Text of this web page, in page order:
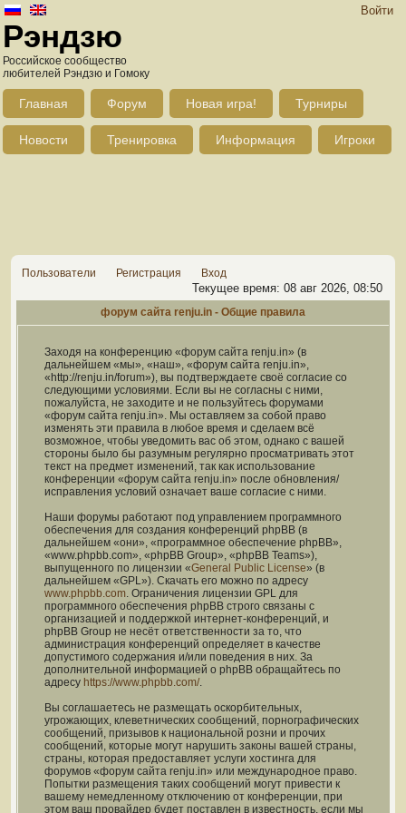
Войти
Рэндзю
Российское сообщество
любителей Рэндзю и Гомоку
Главная Форум Новая игра! Турниры
Новости Тренировка Информация Игроки
Пользователи Регистрация Вход
Текущее время: 08 авг 2026, 08:50
форум сайта renju.in - Общие правила
Заходя на конференцию «форум сайта renju.in» (в
дальнейшем «мы», «наш», «форум сайта renju.in»,
«http://renju.in/forum»), вы подтверждаете своё согласие со
следующими условиями. Если вы не согласны с ними,
пожалуйста, не заходите и не пользуйтесь форумами
«форум сайта renju.in». Мы оставляем за собой право
изменять эти правила в любое время и сделаем всё
возможное, чтобы уведомить вас об этом, однако с вашей
стороны было бы разумным регулярно просматривать этот
текст на предмет изменений, так как использование
конференции «форум сайта renju.in» после обновления/
исправления условий означает ваше согласие с ними.
Наши форумы работают под управлением программного
обеспечения для создания конференций phpBB (в
дальнейшем «они», «программное обеспечение phpBB»,
«www.phpbb.com», «phpBB Group», «phpBB Teams»),
выпущенного по лицензии «General Public License» (в
дальнейшем «GPL»). Скачать его можно по адресу
www.phpbb.com. Ограничения лицензии GPL для
программного обеспечения phpBB строго связаны с
организацией и поддержкой интернет-конференций, и
phpBB Group не несёт ответственности за то, что
администрация конференций определяет в качестве
допустимого содержания и/или поведения в них. За
дополнительной информацией о phpBB обращайтесь по
адресу https://www.phpbb.com/.
Вы соглашаетесь не размещать оскорбительных,
угрожающих, клеветнических сообщений, порнографических
сообщений, призывов к национальной розни и прочих
сообщений, которые могут нарушить законы вашей страны,
страны, которая предоставляет услуги хостинга для
форумов «форум сайта renju.in» или международное право.
Попытки размещения таких сообщений могут привести к
вашему немедленному отключению от конференции, при
этом ваш провайдер будет поставлен в известность, если мы